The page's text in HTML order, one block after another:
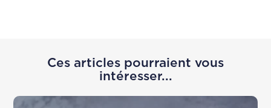
Ces articles pourraient vous
intéresser...